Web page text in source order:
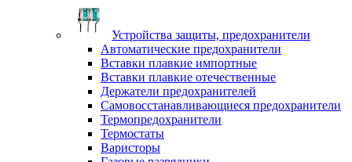
Устройства защиты, предохранители
Автоматические предохранители
Вставки плавкие импортные
Вставки плавкие отечественные
Держатели предохранителей
Самовосстанавливающиеся предохранители
Термопредохранители
Термостаты
Варисторы